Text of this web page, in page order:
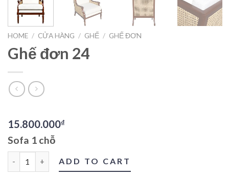
HOME / CỬA HÀNG / GHẾ / GHẾ ĐƠN
Ghế đơn 24
15.800.000₫
Sofa 1 chỗ
Ghế đơn 24 quantityADD TO CART